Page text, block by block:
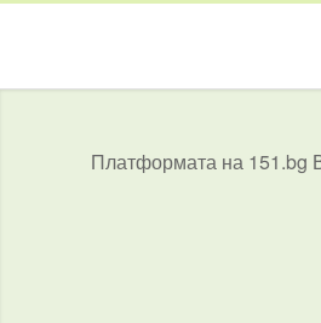
Платформата на 151.bg